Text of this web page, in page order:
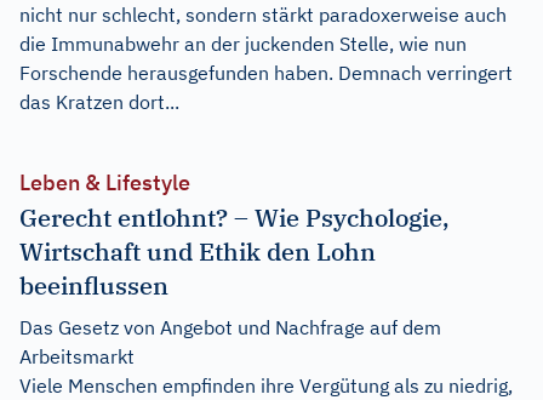
nicht nur schlecht, sondern stärkt paradoxerweise auch
die Immunabwehr an der juckenden Stelle, wie nun
Forschende herausgefunden haben. Demnach verringert
das Kratzen dort...
Leben & Lifestyle
Gerecht entlohnt? – Wie Psychologie,
Wirtschaft und Ethik den Lohn
beeinflussen
Das Gesetz von Angebot und Nachfrage auf dem
Arbeitsmarkt
Viele Menschen empfinden ihre Vergütung als zu niedrig,